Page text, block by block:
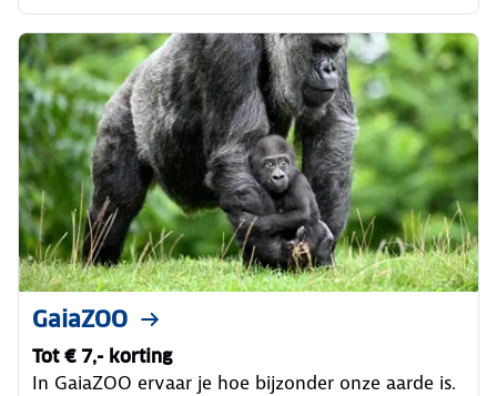
GaiaZOO
Tot € 7,- korting
In GaiaZOO ervaar je hoe bijzonder onze aarde is.